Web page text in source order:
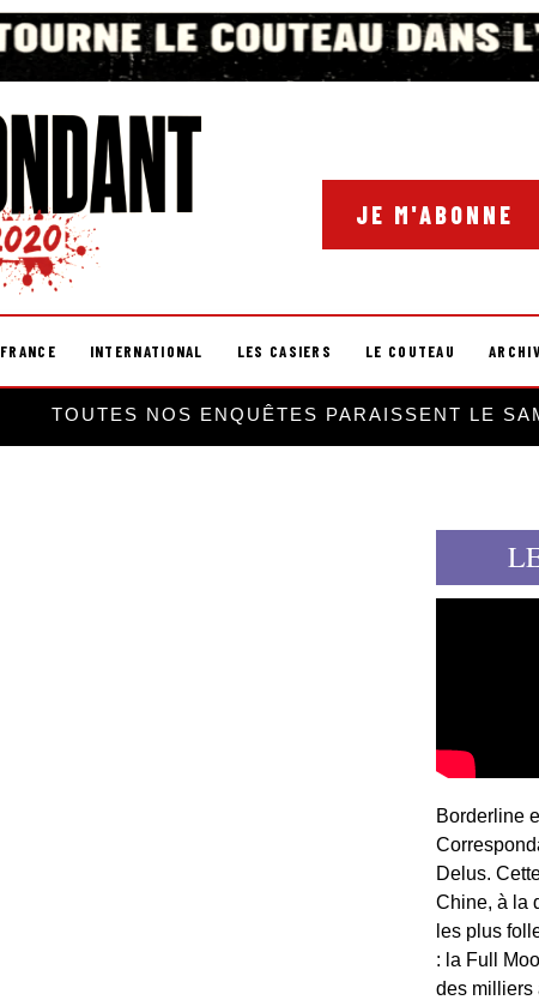
JE M'ABONNE
FRANCE INTERNATIONAL LES CASIERS LE COUTEAU
TOUTES NOS ENQUÊTES PARAISSENT LE
Borderline
Delus.
Chine, à la
les plus
: la Full
des milliers